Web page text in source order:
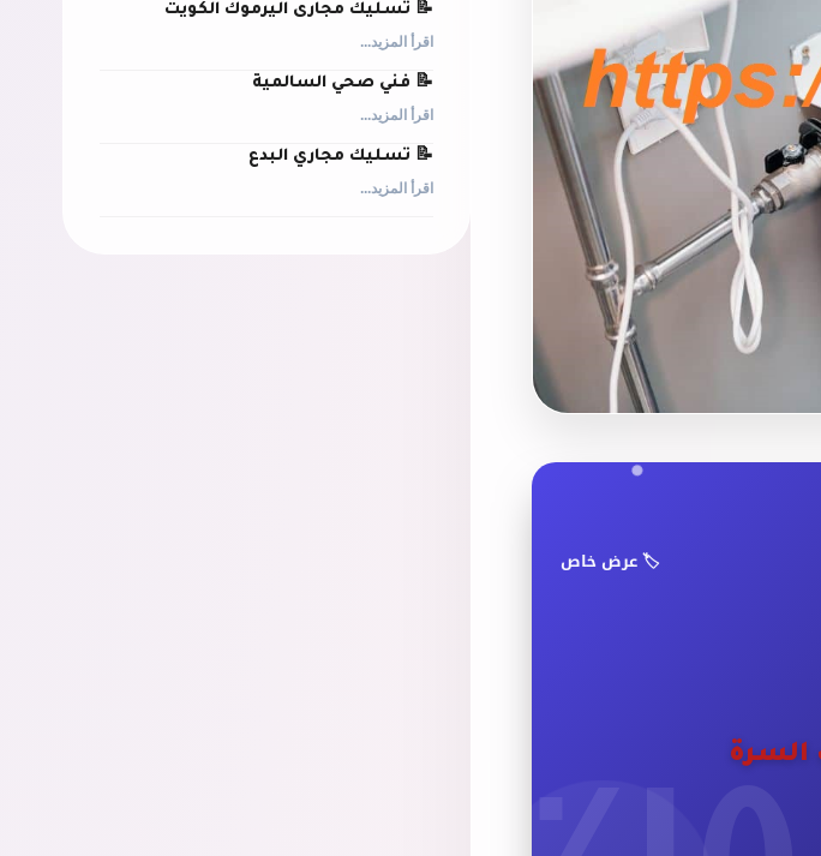
🏷️ عرض خاص
السرة
📝 تسليك مجارى اليرموك الكويت
اقرأ المزيد...
📝 فني صحي السالمية
اقرأ المزيد...
📝 تسليك مجاري البدع
اقرأ المزيد...